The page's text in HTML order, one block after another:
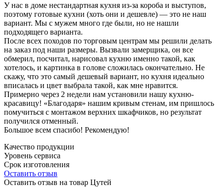
У нас в доме нестандартная кухня из-за короба и выступов,
поэтому готовые кухни (хоть они и дешевле) — это не наш
вариант. Мы с мужем много где были, но не нашли
подходящего варианта.
После всех походов по торговым центрам мы решили делать
на заказ под наши размеры. Вызвали замерщика, он все
обмерил, посчитал, нарисовал кухню именно такой, как
хотелось, и картинка в голове сложилась окончательно. Не
скажу, что это самый дешевый вариант, но кухня идеально
вписалась и цвет выбрала такой, как мне нравится.
Примерно через 2 недели нам установили нашу кухню-
красавицу! «Благодаря» нашим кривым стенам, им пришлось
помучиться с монтажом верхних шкафчиков, но результат
получился отменный.
Большое всем спасибо! Рекомендую!
Качество продукции
Уровень сервиса
Срок изготовления
Оставить отзыв
Оставить отзыв на товар Цутей